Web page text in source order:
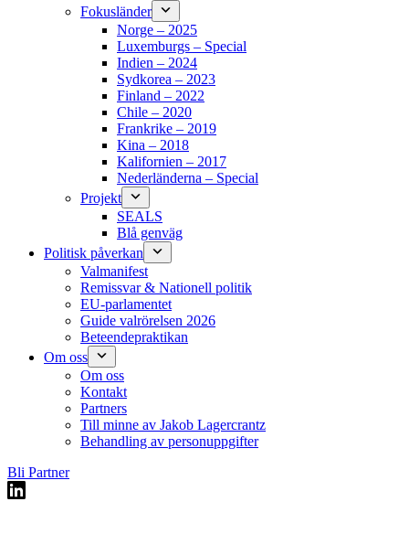
Fokusländer
Norge – 2025
Luxemburgs – Special
Indien – 2024
Sydkorea – 2023
Finland – 2022
Chile – 2020
Frankrike – 2019
Kina – 2018
Kalifornien – 2017
Nederländerna – Special
Projekt
SEALS
Blå genväg
Politisk påverkan
Valmanifest
Remissvar & Nationell politik
EU-parlamentet
Guide valrörelsen 2026
Beteendepraktikan
Om oss
Om oss
Kontakt
Partners
Till minne av Jakob Lagercrantz
Behandling av personuppgifter
Bli Partner